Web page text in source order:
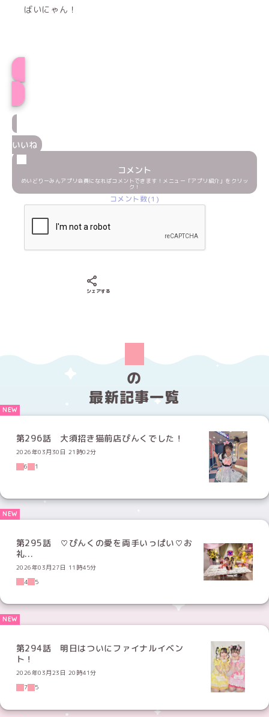
ばいにゃん！
いいね
コメント
めいどりーみんアプリ会員になればコメントできます！メニュー「アプリ紹介」をクリッ
ク！
コメント数(1)
シェアする
の
最新記事一覧
第296話 大須招き猫前店ぴんくでした！
2026年03月30日 21時02分
6
1
第295話 ♡ぴんくの愛を両手いっぱい♡お
礼...
2026年03月27日 11時45分
4
5
第294話 明日はついにファイナルイベン
ト！
2026年03月23日 20時41分
7
5